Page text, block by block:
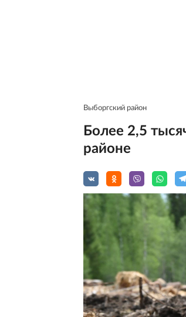
Выборгский район
Более 2,5
районе